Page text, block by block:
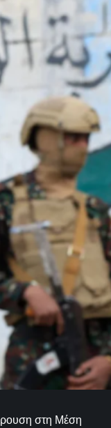
στη Μέση